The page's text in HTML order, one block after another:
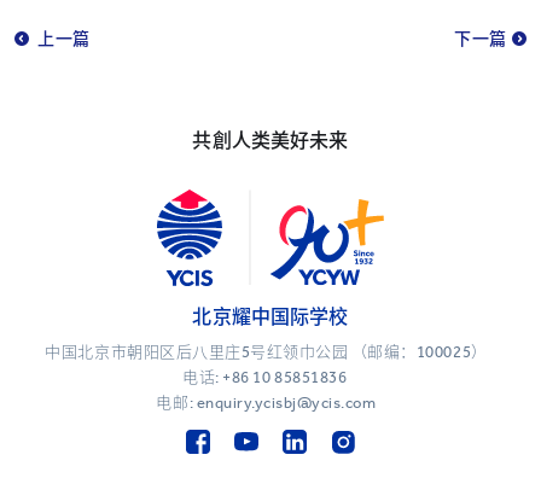
上一篇 下一篇
共創人类美好未来
北京耀中国际学校
中国北京市朝阳区后八里庄5号红领巾公园 （邮编：100025）
电话: +86 10 85851836
电邮: enquiry.ycisbj@ycis.com